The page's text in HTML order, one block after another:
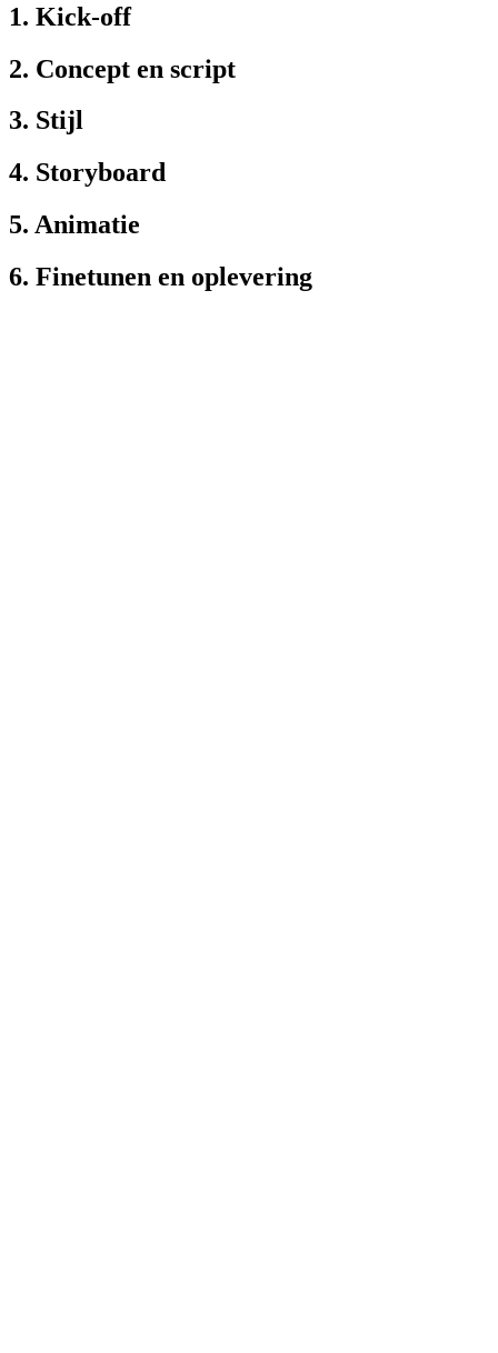
1. Kick-off
2. Concept en script
3. Stijl
4. Storyboard
5. Animatie
6. Finetunen en oplevering